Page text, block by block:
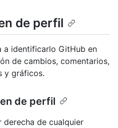
de perfil
a identificarlo GitHub en
de cambios, comentarios,
y gráficos.
de perfil
derecha de cualquier